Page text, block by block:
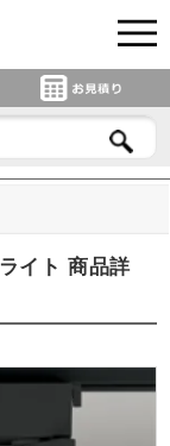
イト 商品詳